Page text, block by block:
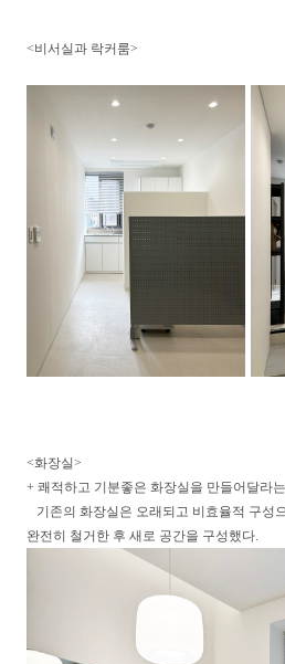
<비서실과 락커룸>
<화장실>
+ 쾌적하고 기분좋은 화장실을 만들어달라
기존의 화장실은 오래되고 비효율적 구성
완전히 철거한 후 새로 공간을 구성했다.